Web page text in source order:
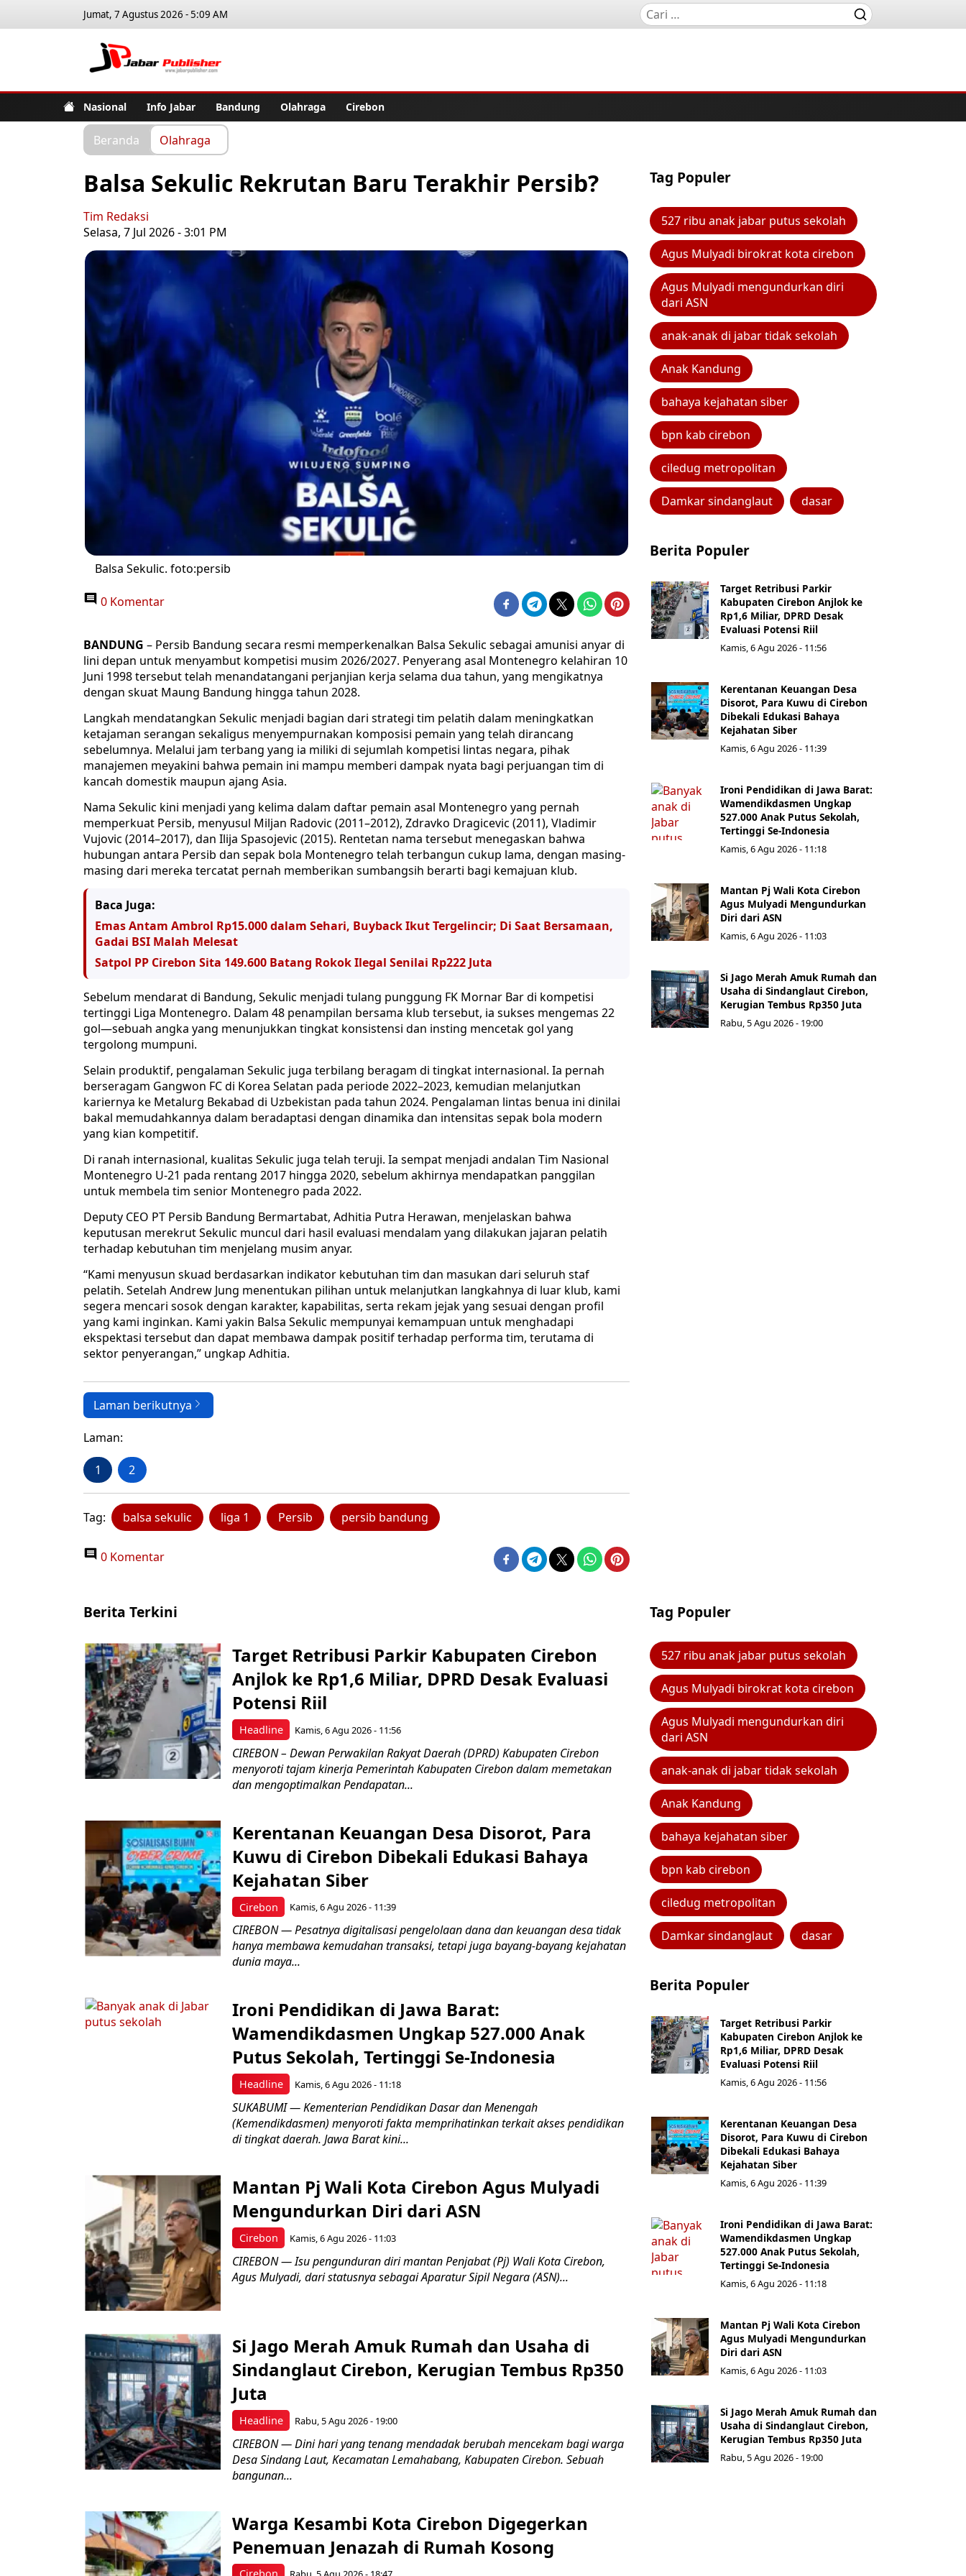
Jumat, 7 Agustus 2026 - 5:09 AM
Nasional Info Jabar Bandung Olahraga Cirebon
Beranda Olahraga
Balsa Sekulic Rekrutan Baru Terakhir Persib?
Tim Redaksi
Selasa, 7 Jul 2026 - 3:01 PM
Balsa Sekulic. foto:persib
0 Komentar
BANDUNG – Persib Bandung secara resmi memperkenalkan Balsa Sekulic sebagai amunisi anyar di
lini depan untuk menyambut kompetisi musim 2026/2027. Penyerang asal Montenegro kelahiran 10
Juni 1998 tersebut telah menandatangani perjanjian kerja selama dua tahun, yang mengikatnya
dengan skuat Maung Bandung hingga tahun 2028.
Langkah mendatangkan Sekulic menjadi bagian dari strategi tim pelatih dalam meningkatkan
ketajaman serangan sekaligus menyempurnakan komposisi pemain yang telah dirancang
sebelumnya. Melalui jam terbang yang ia miliki di sejumlah kompetisi lintas negara, pihak
manajemen meyakini bahwa pemain ini mampu memberi dampak nyata bagi perjuangan tim di
kancah domestik maupun ajang Asia.
Nama Sekulic kini menjadi yang kelima dalam daftar pemain asal Montenegro yang pernah
memperkuat Persib, menyusul Miljan Radovic (2011–2012), Zdravko Dragicevic (2011), Vladimir
Vujovic (2014–2017), dan Ilija Spasojevic (2015). Rentetan nama tersebut menegaskan bahwa
hubungan antara Persib dan sepak bola Montenegro telah terbangun cukup lama, dengan masing-
masing dari mereka tercatat pernah memberikan sumbangsih berarti bagi kemajuan klub.
Baca Juga:
Emas Antam Ambrol Rp15.000 dalam Sehari, Buyback Ikut Tergelincir; Di Saat Bersamaan,
Gadai BSI Malah Melesat
Satpol PP Cirebon Sita 149.600 Batang Rokok Ilegal Senilai Rp222 Juta
Sebelum mendarat di Bandung, Sekulic menjadi tulang punggung FK Mornar Bar di kompetisi
tertinggi Liga Montenegro. Dalam 48 penampilan bersama klub tersebut, ia sukses mengemas 22
gol—sebuah angka yang menunjukkan tingkat konsistensi dan insting mencetak gol yang
tergolong mumpuni.
Selain produktif, pengalaman Sekulic juga terbilang beragam di tingkat internasional. Ia pernah
berseragam Gangwon FC di Korea Selatan pada periode 2022–2023, kemudian melanjutkan
kariernya ke Metalurg Bekabad di Uzbekistan pada tahun 2024. Pengalaman lintas benua ini dinilai
bakal memudahkannya dalam beradaptasi dengan dinamika dan intensitas sepak bola modern
yang kian kompetitif.
Di ranah internasional, kualitas Sekulic juga telah teruji. Ia sempat menjadi andalan Tim Nasional
Montenegro U-21 pada rentang 2017 hingga 2020, sebelum akhirnya mendapatkan panggilan
untuk membela tim senior Montenegro pada 2022.
Deputy CEO PT Persib Bandung Bermartabat, Adhitia Putra Herawan, menjelaskan bahwa
keputusan merekrut Sekulic muncul dari hasil evaluasi mendalam yang dilakukan jajaran pelatih
terhadap kebutuhan tim menjelang musim anyar.
“Kami menyusun skuad berdasarkan indikator kebutuhan tim dan masukan dari seluruh staf
pelatih. Setelah Andrew Jung menentukan pilihan untuk melanjutkan langkahnya di luar klub, kami
segera mencari sosok dengan karakter, kapabilitas, serta rekam jejak yang sesuai dengan profil
yang kami inginkan. Kami yakin Balsa Sekulic mempunyai kemampuan untuk menghadapi
ekspektasi tersebut dan dapat membawa dampak positif terhadap performa tim, terutama di
sektor penyerangan,” ungkap Adhitia.
Laman berikutnya
Laman:
1 2
Tag: balsa sekulic liga 1 Persib persib bandung
0 Komentar
Tag Populer
527 ribu anak jabar putus sekolah
Agus Mulyadi birokrat kota cirebon
Agus Mulyadi mengundurkan diri
dari ASN
anak-anak di jabar tidak sekolah
Anak Kandung
bahaya kejahatan siber
bpn kab cirebon
ciledug metropolitan
Damkar sindanglaut dasar
Berita Populer
Target Retribusi Parkir
Kabupaten Cirebon Anjlok ke
Rp1,6 Miliar, DPRD Desak
Evaluasi Potensi Riil
Kamis, 6 Agu 2026 - 11:56
Kerentanan Keuangan Desa
Disorot, Para Kuwu di Cirebon
Dibekali Edukasi Bahaya
Kejahatan Siber
Kamis, 6 Agu 2026 - 11:39
Ironi Pendidikan di Jawa Barat:
Wamendikdasmen Ungkap
527.000 Anak Putus Sekolah,
Tertinggi Se-Indonesia
Kamis, 6 Agu 2026 - 11:18
Mantan Pj Wali Kota Cirebon
Agus Mulyadi Mengundurkan
Diri dari ASN
Kamis, 6 Agu 2026 - 11:03
Si Jago Merah Amuk Rumah dan
Usaha di Sindanglaut Cirebon,
Kerugian Tembus Rp350 Juta
Rabu, 5 Agu 2026 - 19:00
Berita Terkini
Headline
Target Retribusi Parkir Kabupaten Cirebon
Anjlok ke Rp1,6 Miliar, DPRD Desak Evaluasi
Potensi Riil
Kamis, 6 Agu 2026 - 11:56
CIREBON – Dewan Perwakilan Rakyat Daerah (DPRD) Kabupaten Cirebon
menyoroti tajam kinerja Pemerintah Kabupaten Cirebon dalam memetakan
dan mengoptimalkan Pendapatan...
Cirebon
Kerentanan Keuangan Desa Disorot, Para
Kuwu di Cirebon Dibekali Edukasi Bahaya
Kejahatan Siber
Kamis, 6 Agu 2026 - 11:39
CIREBON — Pesatnya digitalisasi pengelolaan dana dan keuangan desa tidak
hanya membawa kemudahan transaksi, tetapi juga bayang-bayang kejahatan
dunia maya...
Headline
Ironi Pendidikan di Jawa Barat:
Wamendikdasmen Ungkap 527.000 Anak
Putus Sekolah, Tertinggi Se-Indonesia
Kamis, 6 Agu 2026 - 11:18
SUKABUMI — Kementerian Pendidikan Dasar dan Menengah
(Kemendikdasmen) menyoroti fakta memprihatinkan terkait akses pendidikan
di tingkat daerah. Jawa Barat kini...
Cirebon
Mantan Pj Wali Kota Cirebon Agus Mulyadi
Mengundurkan Diri dari ASN
Kamis, 6 Agu 2026 - 11:03
CIREBON — Isu pengunduran diri mantan Penjabat (Pj) Wali Kota Cirebon,
Agus Mulyadi, dari statusnya sebagai Aparatur Sipil Negara (ASN)...
Headline
Si Jago Merah Amuk Rumah dan Usaha di
Sindanglaut Cirebon, Kerugian Tembus Rp350
Juta
Rabu, 5 Agu 2026 - 19:00
CIREBON — Dini hari yang tenang mendadak berubah mencekam bagi warga
Desa Sindang Laut, Kecamatan Lemahabang, Kabupaten Cirebon. Sebuah
bangunan...
Warga Kesambi Kota Cirebon Digegerkan
Penemuan Jenazah di Rumah Kosong
Tag Populer
527 ribu anak jabar putus sekolah
Agus Mulyadi birokrat kota cirebon
Agus Mulyadi mengundurkan diri
dari ASN
anak-anak di jabar tidak sekolah
Anak Kandung
bahaya kejahatan siber
bpn kab cirebon
ciledug metropolitan
Damkar sindanglaut dasar
Berita Populer
Target Retribusi Parkir
Kabupaten Cirebon Anjlok ke
Rp1,6 Miliar, DPRD Desak
Evaluasi Potensi Riil
Kamis, 6 Agu 2026 - 11:56
Kerentanan Keuangan Desa
Disorot, Para Kuwu di Cirebon
Dibekali Edukasi Bahaya
Kejahatan Siber
Kamis, 6 Agu 2026 - 11:39
Ironi Pendidikan di Jawa Barat:
Wamendikdasmen Ungkap
527.000 Anak Putus Sekolah,
Tertinggi Se-Indonesia
Kamis, 6 Agu 2026 - 11:18
Mantan Pj Wali Kota Cirebon
Agus Mulyadi Mengundurkan
Diri dari ASN
Kamis, 6 Agu 2026 - 11:03
Si Jago Merah Amuk Rumah dan
Usaha di Sindanglaut Cirebon,
Kerugian Tembus Rp350 Juta
Rabu, 5 Agu 2026 - 19:00